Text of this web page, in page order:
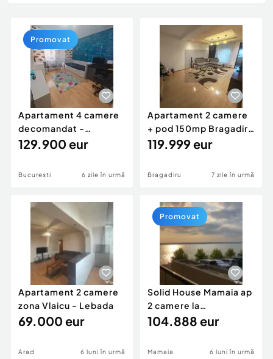
Animale de companie
Afaceri și echipamente profesionale
Inchiriere Bunuri si Vehicule
Piese auto si accesorii
Dacia Duster
Apartament 4 camere
decomandat -
centrala- Titan / Aleea
129.900 eur
Bucuresti 6 zile în urmă
Promovat
Apartament 2 camere
+ pod 150mp Bragadiru
Cartierul Verde
119.999 eur
Bragadiru 7 zile în urmă
Apartament 2 camere
zona Vlaicu - Lebada
69.000 eur
Arad 6 luni în urmă
Solid House Mamaia ap
2 camere la
cheie,langa Mega
104.888 eur
Mamaia 6 luni în urmă
Promovat